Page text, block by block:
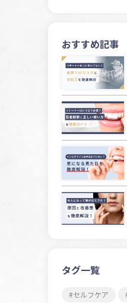
おすすめ記事
タグ一覧
セルフケア